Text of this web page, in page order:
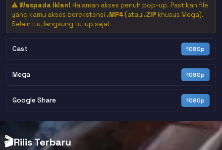
⚠️Waspada Iklan! Halaman akses penuh pop-up. Pastikan file
yang kamu akses berekstensi .MP4 (atau .ZIP khusus Mega).
Selain itu, langsung tutup saja!
Cast 1080p
Mega 1080p
Google Share 1080p
🎬Rilis Terbaru